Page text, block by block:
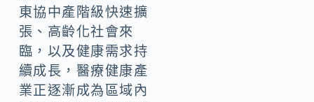
東協中產階級快速擴
張、高齡化社會來
臨，以及健康需求持
續成長，醫療健康產
業正逐漸成為區域內